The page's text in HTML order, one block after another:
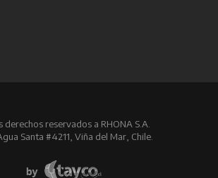
derechos reservados a RHONA S.A.
Santa #4211, Viña del Mar, Chile.